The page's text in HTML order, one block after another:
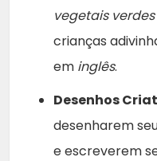
vegetais verdes
crianças
em inglês.
Desenhos
desenharem
e escreverem